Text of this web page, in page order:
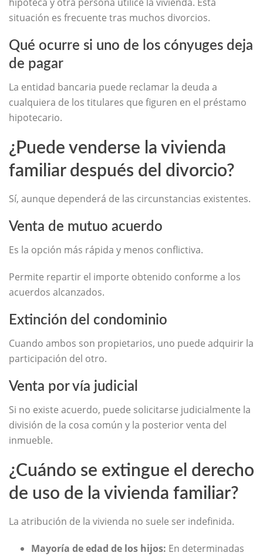
hipoteca y otra persona utilice la vivienda. Esta
situación es frecuente tras muchos divorcios.
Qué ocurre si uno de los cónyuges deja
de pagar
La entidad bancaria puede reclamar la deuda a
cualquiera de los titulares que figuren en el préstamo
hipotecario.
¿Puede venderse la vivienda
familiar después del divorcio?
Sí, aunque dependerá de las circunstancias existentes.
Venta de mutuo acuerdo
Es la opción más rápida y menos conflictiva.
Permite repartir el importe obtenido conforme a los
acuerdos alcanzados.
Extinción del condominio
Cuando ambos son propietarios, uno puede adquirir la
participación del otro.
Venta por vía judicial
Si no existe acuerdo, puede solicitarse judicialmente la
división de la cosa común y la posterior venta del
inmueble.
¿Cuándo se extingue el derecho
de uso de la vivienda familiar?
La atribución de la vivienda no suele ser indefinida.
Mayoría de edad de los hijos: En determinadas